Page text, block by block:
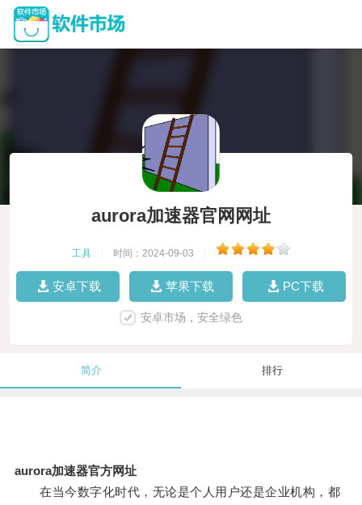
aurora加速器官网网址
工具 时间：2024-09-03
安卓下载 苹果下载 PC下载
安卓市场，安全绿色
简介 排行
aurora加速器官方网址
在当今数字化时代，无论是个人用户还是企业机构，都